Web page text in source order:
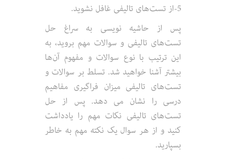
5-از تست‌های تالیفی غافل نشوید.
پس از حاشیه نویسی به سراغ حل
تست‌های تالیفی و سوالات مهم بروید، به
این ترتیب با نوع سوالات و مفهوم آن‌ها
بیشتر آشنا خواهید شد. تسلط بر سوالات و
تست‌های تالیفی میزان فراگیری مفاهیم
درسی را نشان می دهد. پس از حل
تست‌های تالیفی نکات مهم را یادداشت
کنید و از هر سوال یک نکته مهم به خاطر
بسپارید.